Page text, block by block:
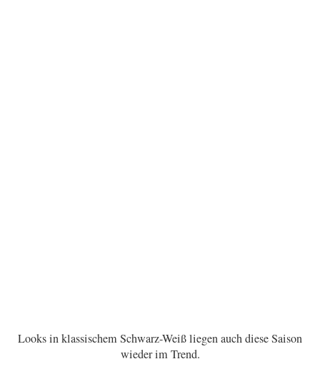
Looks in klassischem Schwarz-Weiß liegen auch diese Saison
wieder im Trend.